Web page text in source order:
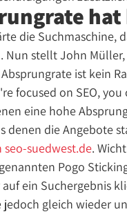
die Suchmaschine,
Nun stellt John
ist kein
focused on SEO,
eine hohe
denen die Angebote
suedwest.de.
Pogo
ein Suchergebnis
jedoch gleich wieder